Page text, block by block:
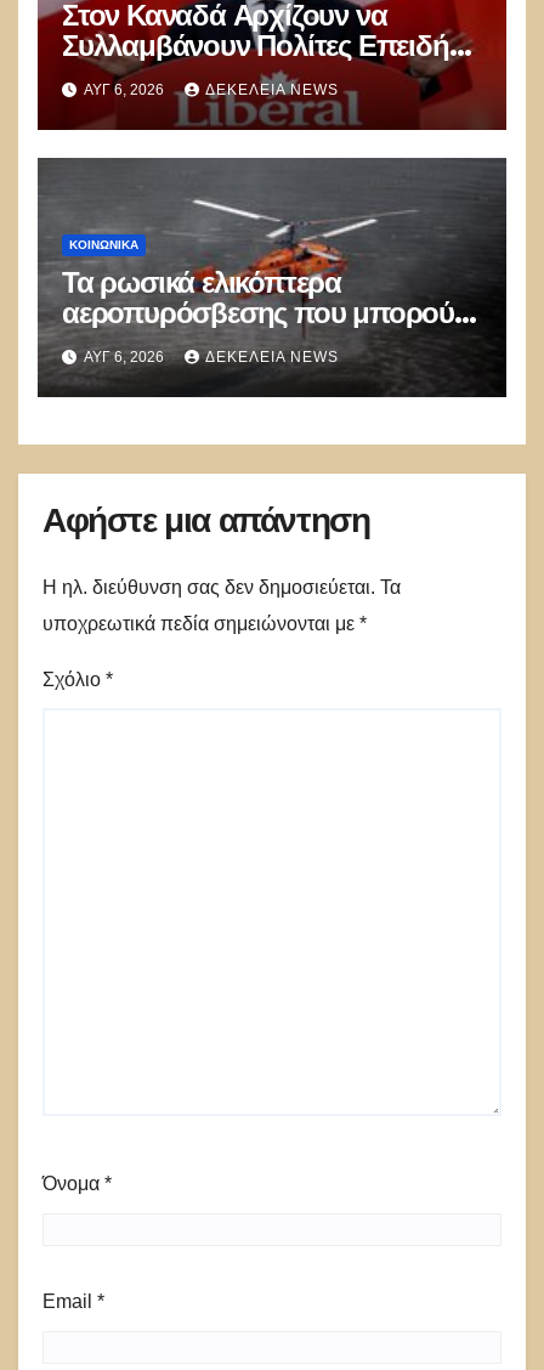
Στον Καναδά Αρχίζουν να
Συλλαμβάνουν Πολίτες Επειδή
Κοινοποιούν “λανθασμένες
σκέψεις” στο Διαδίκτυο – Η
Παγκόσμια Δικτατορία
Διευρύνεται
ΑΥΓ 6, 2026 ΔΕΚΈΛΕΙΑ NEWS
ΚΟΙΝΩΝΙΚΑ
Τα ρωσικά ελικόπτερα
αεροπυρόσβεσης που μπορούν
να ρίχνουν 5 τόνους νερού με 8
μποφόρ
ΑΥΓ 6, 2026 ΔΕΚΈΛΕΙΑ NEWS
Αφήστε μια απάντηση
Η ηλ. διεύθυνση σας δεν δημοσιεύεται. Τα
υποχρεωτικά πεδία σημειώνονται με *
Σχόλιο *
Όνομα *
Email *